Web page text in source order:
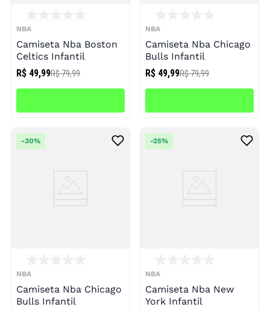
NBA
Camiseta Nba Boston
Celtics Infantil
R$ 49,99R$ 79,99
NBA
Camiseta Nba Chicago
Bulls Infantil
R$ 49,99R$ 79,99
NBA
Camiseta Nba Chicago
Bulls Infantil
-30%
NBA
Camiseta Nba New
York Infantil
-25%